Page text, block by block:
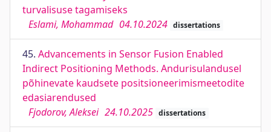
turvalisuse tagamiseks
Eslami, Mohammad 04.10.2024 dissertations
45. Advancements in Sensor Fusion Enabled
Indirect Positioning Methods. Andurisulandusel
põhinevate kaudsete positsioneerimismeetodite
edasiarendused
Fjodorov, Aleksei 24.10.2025 dissertations